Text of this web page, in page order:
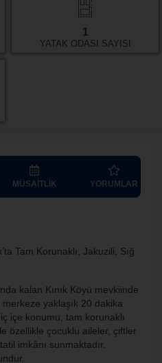
1
YATAK ODASI SAYISI
MÜSAITLIK YORUMLAR
Tam Korunaklı, Jakuzili, Sığ
kalan Kınık Köyü mevkiinde
yaklaşık 20 dakika
içe konumu, tam korunaklı
özellikle çocuklu aileler, çiftler
imkânı sunmaktadır.